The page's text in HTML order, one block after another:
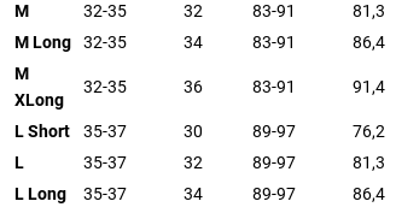
M
32-35 32 83-91 81,3
M Long
32-35 34 83-91 86,4
M
XLong
32-35 36 83-91 91,4
L Short 35-37 30 89-97 76,2
L
35-37 32 89-97 81,3
L Long
35-37 34 89-97 86,4